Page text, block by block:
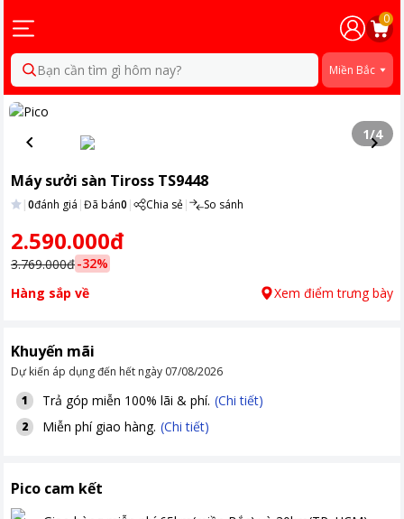
0
Bạn cần tìm gì hôm nay? Miền Bắc
1/4
Máy sưởi sàn Tiross TS9448
|0đánh giá |Đã bán0 | Chia sẻ| So sánh
2.590.000đ
3.769.000đ-32%
Hàng sắp về
Xem điểm trưng bày
Khuyến mãi
Dự kiến áp dụng đến hết ngày 07/08/2026
1
Trả góp miễn 100% lãi & phí. (Chi tiết)
2 Miễn phí giao hàng. (Chi tiết)
Pico cam kết